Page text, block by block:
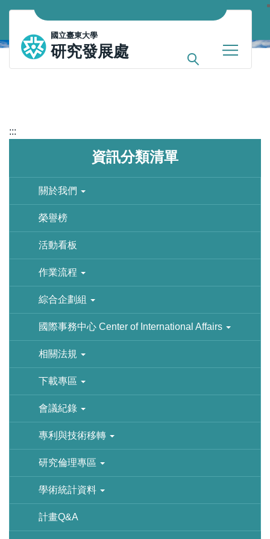
跳
主
內
國立臺東大學
研究發展處
:::
資訊分類清單
關於我們
榮譽榜
活動看板
作業流程
綜合企劃組
國際事務中心 Center of International Affairs
相關法規
下載專區
會議紀錄
專利與技術移轉
研究倫理專區
學術統計資料
計畫Q&A